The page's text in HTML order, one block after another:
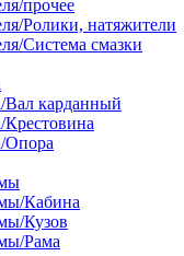
прочее
Ролики, натяжители
Система смазки
Вал карданный
Крестовина
Опора
Кабина
Кузов
Рама